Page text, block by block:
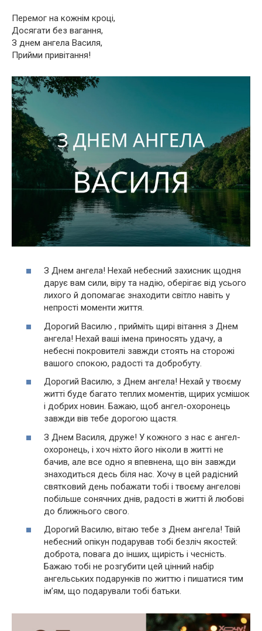
Перемог на кожнім кроці,
Досягати без вагання,
З днем ангела Василя,
Прийми привітання!
З Днем ангела! Нехай небесний захисник щодня
дарує вам сили, віру та надію, оберігає від усього
лихого й допомагає знаходити світло навіть у
непрості моменти життя.
Дорогий Василю , прийміть щирі вітання з Днем
ангела! Нехай ваші імена приносять удачу, а
небесні покровителі завжди стоять на сторожі
вашого спокою, радості та добробуту.
Дорогий Василю, з Днем ангела! Нехай у твоєму
житті буде багато теплих моментів, щирих усмішок
і добрих новин. Бажаю, щоб ангел-охоронець
завжди вів тебе дорогою щастя.
З Днем Василя, друже! У кожного з нас є ангел-
охоронець, і хоч ніхто його ніколи в житті не
бачив, але все одно я впевнена, що він завжди
знаходиться десь біля нас. Хочу в цей радісний
святковий день побажати тобі і твоєму ангелові
побільше сонячних днів, радості в житті й любові
до ближнього свого.
Дорогий Василю, вітаю тебе з Днем ангела! Твій
небесний опікун подарував тобі безліч якостей:
доброта, повага до інших, щирість і чесність.
Бажаю тобі не розгубити цей цінний набір
ангельських подарунків по життю і пишатися тим
ім’ям, що подарували тобі батьки.